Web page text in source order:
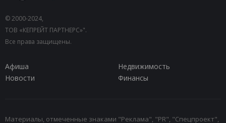
© 2000-2024,
ТОВ «КЕПРЕЙТ ПАРТНЕРС»".
Все права защищены.
Афиша
Недвижимость
Новости
Финансы
Материалы, отмеченные знаками "Реклама", "PR", "Спецпроект",